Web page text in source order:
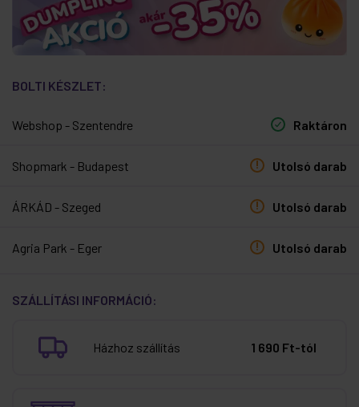
BOLTI KÉSZLET:
Webshop - Szentendre Raktáron
Shopmark - Budapest Utolsó darab
ÁRKÁD - Szeged Utolsó darab
Agria Park - Eger Utolsó darab
SZÁLLÍTÁSI INFORMÁCIÓ:
Házhoz szállítás 1 690 Ft-tól